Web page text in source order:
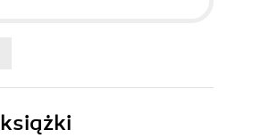
książki